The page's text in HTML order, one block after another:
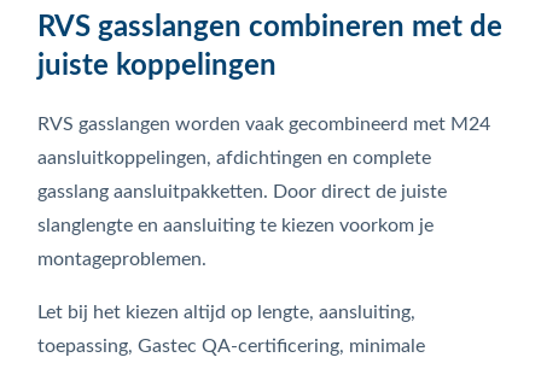
RVS gasslangen combineren met de
juiste koppelingen
RVS gasslangen worden vaak gecombineerd met M24
aansluitkoppelingen, afdichtingen en complete
gasslang aansluitpakketten. Door direct de juiste
slanglengte en aansluiting te kiezen voorkom je
montageproblemen.
Let bij het kiezen altijd op lengte, aansluiting,
toepassing, Gastec QA-certificering, minimale